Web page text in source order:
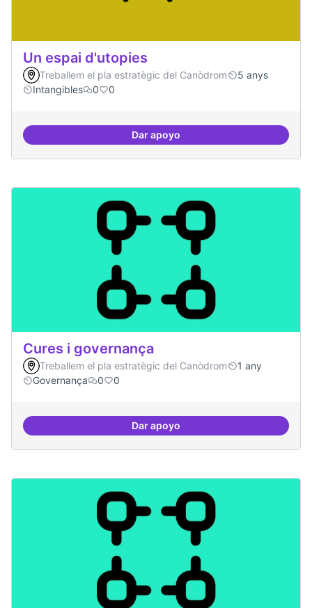
Un espai d'utopies
Treballem el pla estratègic del Canòdrom
5 anys
Intangibles
0 0
Dar apoyoUn espai d'utopies
Cures i governança
Treballem el pla estratègic del Canòdrom
1 any
Governança
0 0
Dar apoyoCures i governança